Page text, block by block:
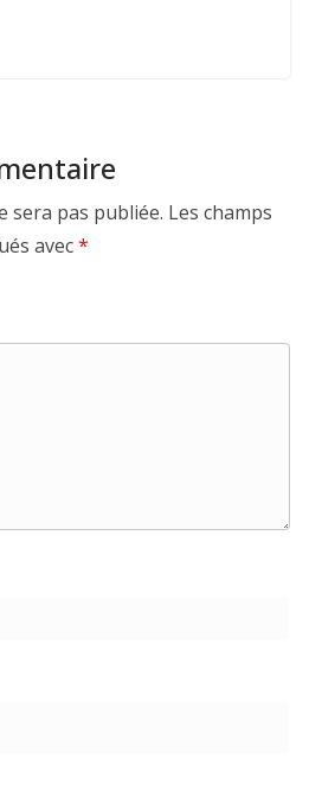
sera pas publiée. Les champs
avec*